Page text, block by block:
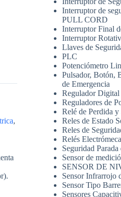
,
Interruptor de
PULL CORD
Interruptor Final
Interruptor
Llaves de
PLC
Potenciómetro
Pulsador, Botón,
de Emergencia
Regulador Digital
Reguladores de
Relé de Perdida y
Reles de Estado
Reles de
Relés
Seguridad
Sensor de
SENSOR DE
Sensor Infrarrojo
Sensor Tipo
Sensores